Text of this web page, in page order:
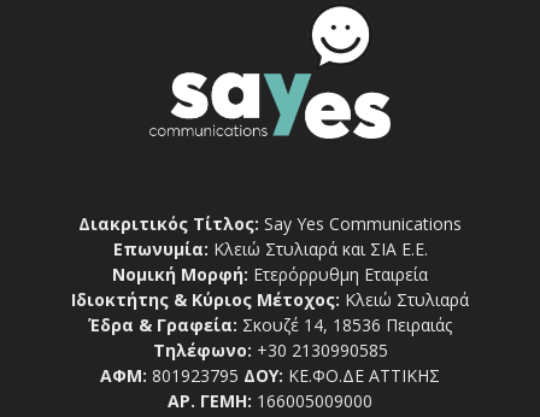
Διακριτικός Τίτλος: Say Yes Communications
Επωνυμία: Κλειώ Στυλιαρά και ΣΙΑ Ε.Ε.
Νομική Μορφή: Ετερόρρυθμη Εταιρεία
Ιδιοκτήτης & Κύριος Μέτοχος: Κλειώ Στυλιαρά
Έδρα & Γραφεία: Σκουζέ 14, 18536 Πειραιάς
Τηλέφωνο: +30 2130990585
ΑΦΜ: 801923795 ΔΟΥ: ΚΕ.ΦΟ.ΔΕ ΑΤΤΙΚΗΣ
ΑΡ. ΓΕΜΗ: 166005009000